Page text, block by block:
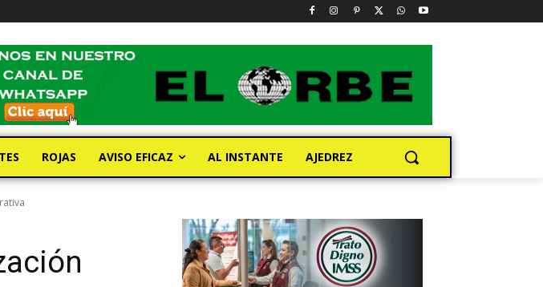
ROJAS AVISO EFICAZ AL INSTANTE AJEDREZ